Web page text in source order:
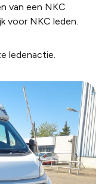
van een NKC
voor NKC leden.
ledenactie.